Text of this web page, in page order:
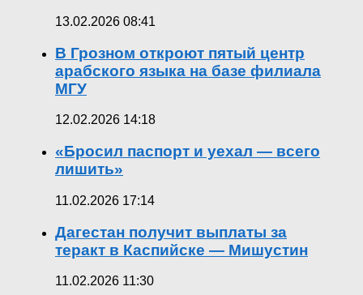
13.02.2026 08:41
В Грозном откроют пятый центр
арабского языка на базе филиала
МГУ
12.02.2026 14:18
«Бросил паспорт и уехал — всего
лишить»
11.02.2026 17:14
Дагестан получит выплаты за
теракт в Каспийске — Мишустин
11.02.2026 11:30